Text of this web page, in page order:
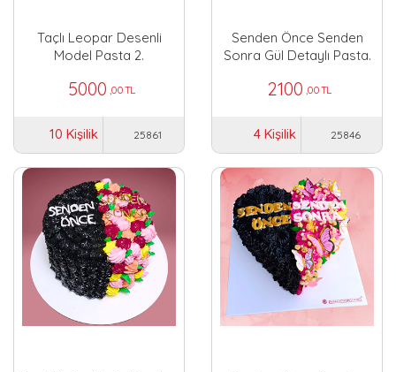
Taçlı Leopar Desenli
Model Pasta 2.
5000 ,00 TL
10 Kişilik 25861
Senden Önce Senden
Sonra Gül Detaylı Pasta.
2100 ,00 TL
4 Kişilik 25846